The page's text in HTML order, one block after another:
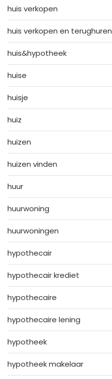
huis verkopen
huis verkopen en terughuren
huis&hypotheek
huise
huisje
huiz
huizen
huizen vinden
huur
huurwoning
huurwoningen
hypothecair
hypothecair krediet
hypothecaire
hypothecaire lening
hypotheek
hypotheek makelaar